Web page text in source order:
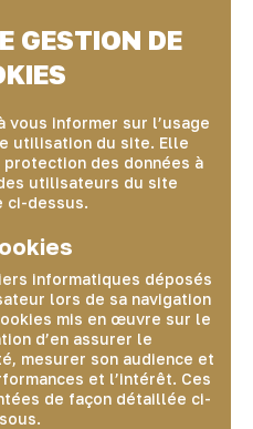
GESTION DE
vous informer sur l’usage
utilisation du site. Elle
des données à
utilisateurs du site
ci-dessus.
informatiques déposés
lors de sa navigation
mis en œuvre sur le
d’en assurer le
mesurer son audience et
et l’intérêt. Ces
de façon détaillée ci-